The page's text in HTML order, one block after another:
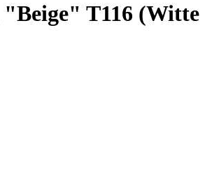
T116 (Witte